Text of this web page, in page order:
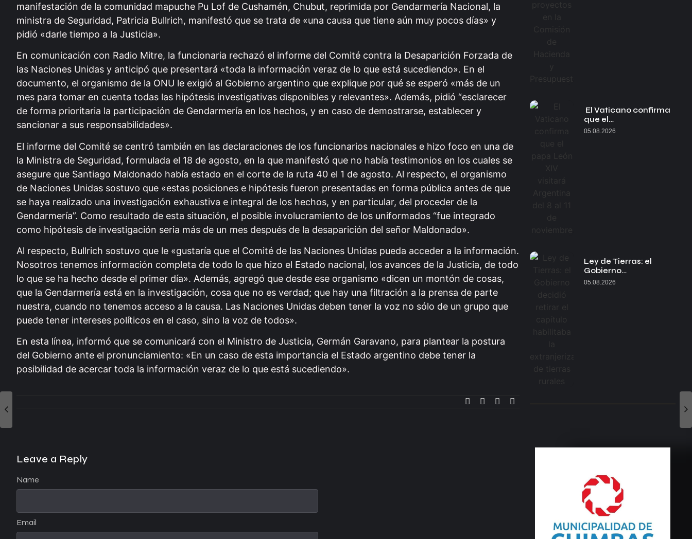
manifestación de la comunidad mapuche Pu Lof de Cushamén, Chubut, reprimida por Gendarmería Nacional, la
ministra de Seguridad, Patricia Bullrich, manifestó que se trata de «una causa que tiene aún muy pocos días» y
pidió «darle tiempo a la Justicia».
En comunicación con Radio Mitre, la funcionaria rechazó el informe del Comité contra la Desaparición Forzada de
las Naciones Unidas y anticipó que presentará «toda la información veraz de lo que está sucediendo». En el
documento, el organismo de la ONU le exigió al Gobierno argentino que explique por qué se esperó «más de un
mes para tomar en cuenta todas las hipótesis investigativas disponibles y relevantes». Además, pidió “esclarecer
de forma prioritaria la participación de Gendarmería en los hechos, y en caso de demostrarse, establecer y
sancionar a sus responsabilidades».
El informe del Comité se centró también en las declaraciones de los funcionarios nacionales e hizo foco en una de
la Ministra de Seguridad, formulada el 18 de agosto, en la que manifestó que no había testimonios en los cuales se
asegure que Santiago Maldonado había estado en el corte de la ruta 40 el 1 de agosto. Al respecto, el organismo
de Naciones Unidas sostuvo que «estas posiciones e hipótesis fueron presentadas en forma pública antes de que
se haya realizado una investigación exhaustiva e integral de los hechos, y en particular, del proceder de la
Gendarmería”. Como resultado de esta situación, el posible involucramiento de los uniformados “fue integrado
como hipótesis de investigación seria más de un mes después de la desaparición del señor Maldonado».
Al respecto, Bullrich sostuvo que le «gustaría que el Comité de las Naciones Unidas pueda acceder a la información.
Nosotros tenemos información completa de todo lo que hizo el Estado nacional, los avances de la Justicia, de todo
lo que se ha hecho desde el primer día». Además, agregó que desde ese organismo «dicen un montón de cosas,
que la Gendarmería está en la investigación, cosa que no es verdad; que hay una filtración a la prensa de parte
nuestra, cuando no tenemos acceso a la causa. Las Naciones Unidas deben tener la voz no sólo de un grupo que
puede tener intereses políticos en el caso, sino la voz de todos».
En esta línea, informó que se comunicará con el Ministro de Justicia, Germán Garavano, para plantear la postura
del Gobierno ante el pronunciamiento: «En un caso de esta importancia el Estado argentino debe tener la
posibilidad de acercar toda la información veraz de lo que está sucediendo».
Leave a Reply
Name
Email
El Vaticano confirma
que el…
05.08.2026
Ley de Tierras: el
Gobierno…
05.08.2026